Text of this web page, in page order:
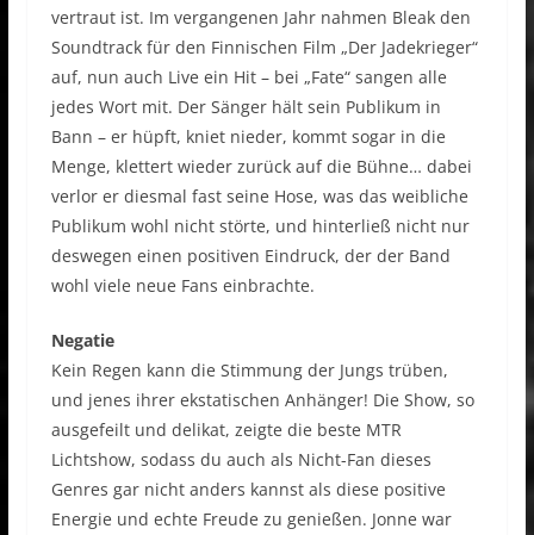
vertraut ist. Im vergangenen Jahr nahmen Bleak den
Soundtrack für den Finnischen Film „Der Jadekrieger“
auf, nun auch Live ein Hit – bei „Fate“ sangen alle
jedes Wort mit. Der Sänger hält sein Publikum in
Bann – er hüpft, kniet nieder, kommt sogar in die
Menge, klettert wieder zurück auf die Bühne… dabei
verlor er diesmal fast seine Hose, was das weibliche
Publikum wohl nicht störte, und hinterließ nicht nur
deswegen einen positiven Eindruck, der der Band
wohl viele neue Fans einbrachte.
Negatie
Kein Regen kann die Stimmung der Jungs trüben,
und jenes ihrer ekstatischen Anhänger! Die Show, so
ausgefeilt und delikat, zeigte die beste MTR
Lichtshow, sodass du auch als Nicht-Fan dieses
Genres gar nicht anders kannst als diese positive
Energie und echte Freude zu genießen. Jonne war